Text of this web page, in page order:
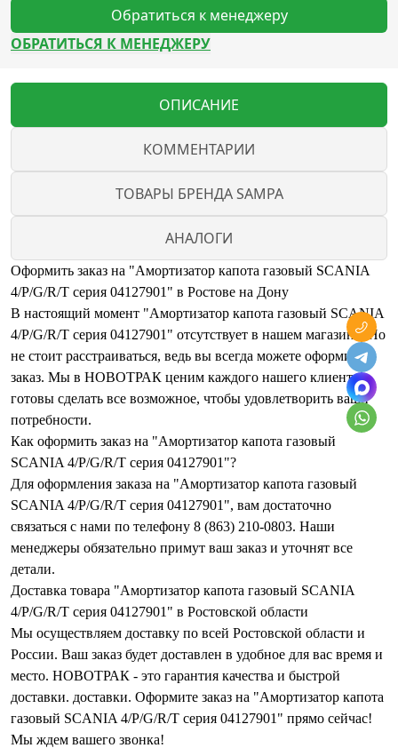
Обратиться к менеджеру
ОБРАТИТЬСЯ К МЕНЕДЖЕРУ
ОПИСАНИЕ
КОММЕНТАРИИ
ТОВАРЫ БРЕНДА SAMPA
АНАЛОГИ
Оформить заказ на "Амортизатор капота газовый SCANIA
4/P/G/R/T серия 04127901" в Ростове на Дону
В настоящий момент "Амортизатор капота газовый SCANIA
4/P/G/R/T серия 04127901" отсутствует в нашем магазине. Но
не стоит расстраиваться, ведь вы всегда можете оформить
заказ. Мы в НОВОТРАК ценим каждого нашего клиента и
готовы сделать все возможное, чтобы удовлетворить ваши
потребности.
Как оформить заказ на "Амортизатор капота газовый
SCANIA 4/P/G/R/T серия 04127901"?
Для оформления заказа на "Амортизатор капота газовый
SCANIA 4/P/G/R/T серия 04127901", вам достаточно
связаться с нами по телефону 8 (863) 210-0803. Наши
менеджеры обязательно примут ваш заказ и уточнят все
детали.
Доставка товара "Амортизатор капота газовый SCANIA
4/P/G/R/T серия 04127901" в Ростовской области
Мы осуществляем доставку по всей Ростовской области и
России. Ваш заказ будет доставлен в удобное для вас время и
место. НОВОТРАК - это гарантия качества и быстрой
доставки. доставки. Оформите заказ на "Амортизатор капота
газовый SCANIA 4/P/G/R/T серия 04127901" прямо сейчас!
Мы ждем вашего звонка!